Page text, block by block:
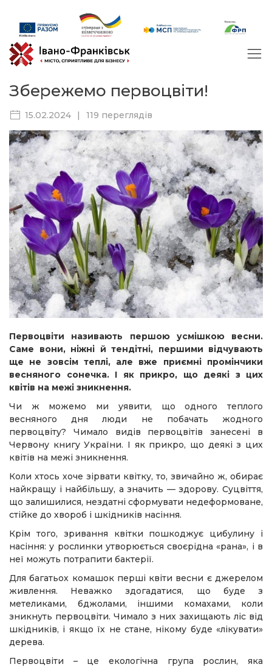
Збережемо первоцвіти!
15.02.2024 | 119 переглядів
Первоцвіти називають першою усмішкою весни.
Саме вони, ніжні й тендітні, першими відчувають
ще не зовсім теплі, але вже приємні промінчики
весняного сонечка. І як прикро, що деякі з цих
квітів на межі зникнення.
Чи ж можемо ми уявити, що одного теплого
весняного дня люди не побачать жодного
первоцвіту? Чимало видів первоцвітів занесені в
Червону книгу України. І як прикро, що деякі з цих
квітів на межі зникнення.
Коли хтось хоче зірвати квітку, то, звичайно ж, обирає
найкращу і найбільшу, а значить — здорову. Суцвіття,
що залишилися, нездатні сформувати недеформоване,
стійке до хвороб і шкідників насіння.
Крім того, зривання квітки пошкоджує цибулину і
насіння: у рослинки утворюється своєрідна «рана», і в
неї можуть потрапити бактерії.
Для багатьох комашок перші квіти весни є джерелом
живлення. Неважко здогадатися, що буде з
метеликами, бджолами, іншими комахами, коли
зникнуть первоцвіти. Чимало з них захищають ліс від
шкідників, і якщо їх не стане, нікому буде «лікувати»
дерева.
Первоцвіти – це екологічна група рослин, яка